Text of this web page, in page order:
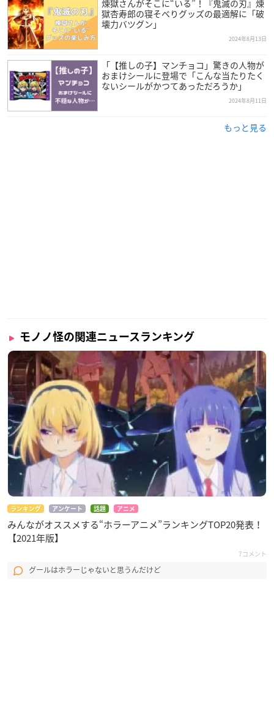
煉獄さんがそこに“いる”！『鬼滅の刃』煉
獄杏寿郎の寝そべりグッズの最適解に「破
壊力バツグン」
2024年8月13日
「【推しの子】マンチョコ」驚きの人物が
おまけシールに登場で「こんな当たりたく
ないシールがかつてあっただろうか」
2024年8月11日
もっと見る
モノノ怪の関連ニュースランキング
ランキング アンケート 話題 アニメ
みんながオススメする“ホラーアニメ”ランキングTOP20発表！
【2021年版】
7コメント
グールはホラーじゃないと思うんだけど